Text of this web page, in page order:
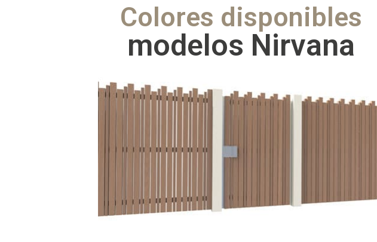
Colores disponibles
modelos Nirvana